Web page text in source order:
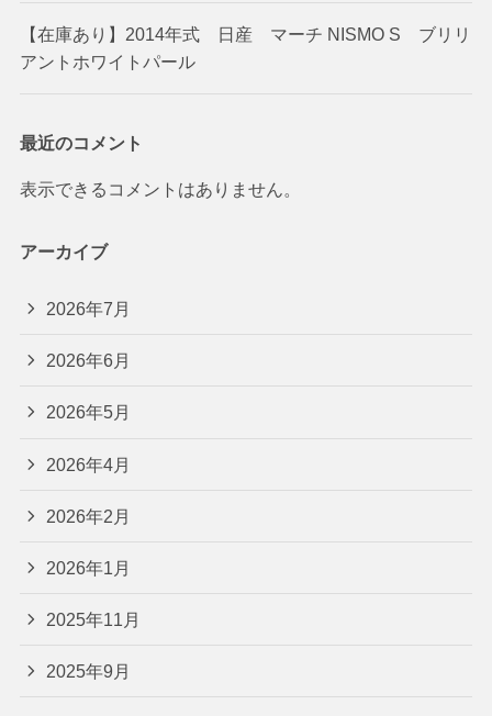
【在庫あり】2014年式 日産 マーチ NISMO S ブリリ
アントホワイトパール
最近のコメント
表示できるコメントはありません。
アーカイブ
2026年7月
2026年6月
2026年5月
2026年4月
2026年2月
2026年1月
2025年11月
2025年9月